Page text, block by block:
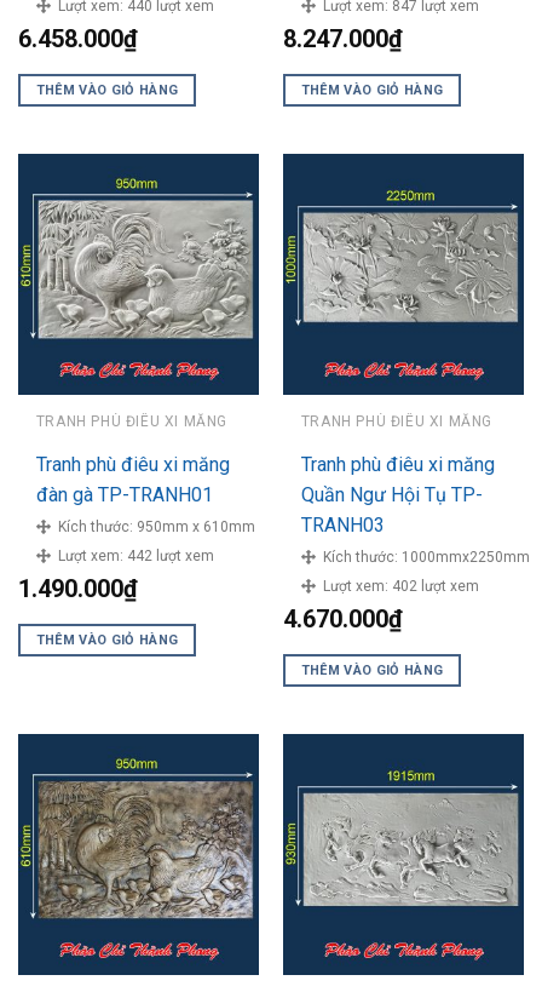
Lượt xem: 440 lượt xem
6.458.000₫
THÊM VÀO GIỎ HÀNG
Lượt xem: 847 lượt xem
8.247.000₫
THÊM VÀO GIỎ HÀNG
TRANH PHÙ ĐIÊU XI MĂNG
Tranh phù điêu xi măng
đàn gà TP-TRANH01
Kích thước: 950mm x 610mm
Lượt xem: 442 lượt xem
1.490.000₫
THÊM VÀO GIỎ HÀNG
TRANH PHÙ ĐIÊU XI MĂNG
Tranh phù điêu xi măng
Quần Ngư Hội Tụ TP-
TRANH03
Kích thước: 1000mmx2250mm
Lượt xem: 402 lượt xem
4.670.000₫
THÊM VÀO GIỎ HÀNG